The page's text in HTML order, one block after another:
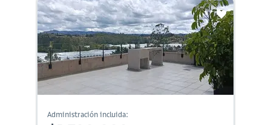
Administración incluida: